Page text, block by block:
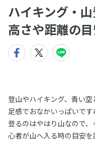
ハイキング・
高さや距離の
登山やハイキング、青い
足感でおなかいっぱいです
登るのはやはり山なので
心者が山へ入る時の目安